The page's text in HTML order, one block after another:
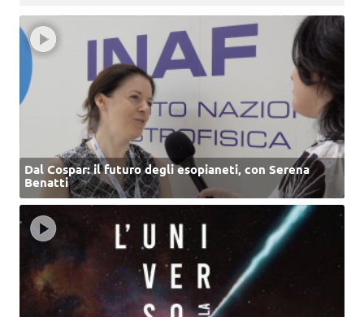
Dal Cospar: il futuro degli esopianeti, con Serena
Benatti